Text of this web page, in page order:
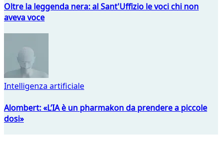
Oltre la leggenda nera: al Sant'Uffizio le voci chi non
aveva voce
Intelligenza artificiale
Alombert: «L’IA è un pharmakon da prendere a piccole
dosi»